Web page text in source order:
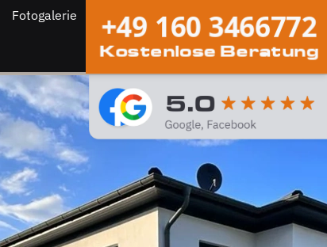
Fotogalerie
+49 160 3466772
Kostenlose Beratung